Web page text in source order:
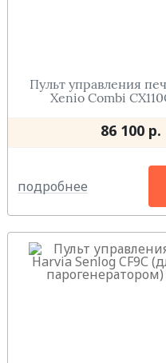
Пульт управления
Xenio Combi
86 100 р.
подробнее